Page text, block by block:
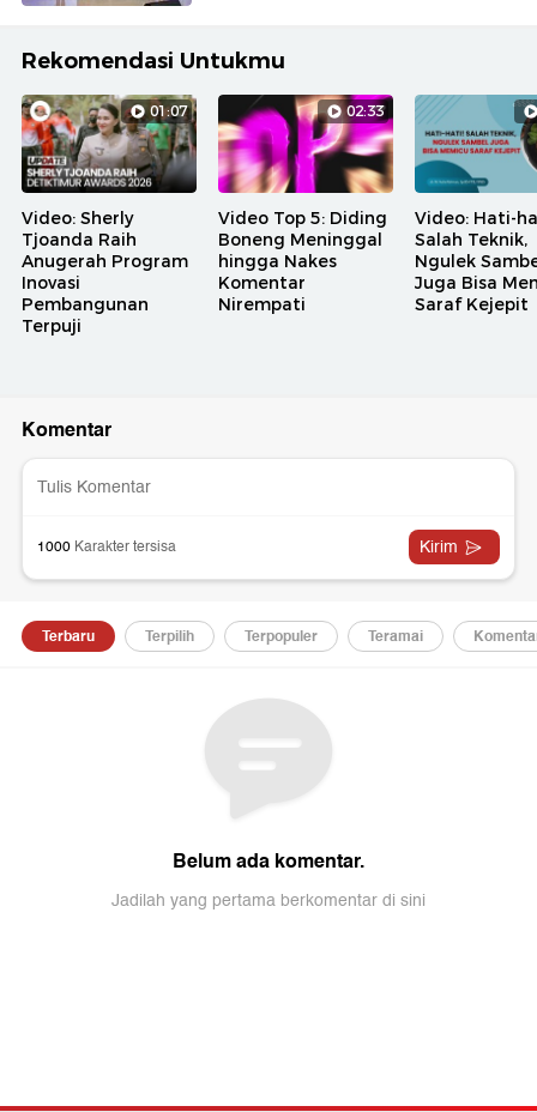
Rekomendasi Untukmu
01:07
Video: Sherly
Tjoanda Raih
Anugerah Program
Inovasi
Pembangunan
Terpuji
02:33
Video Top 5: Diding
Boneng Meninggal
hingga Nakes
Komentar
Nirempati
Video: Hati-
Salah Teknik,
Ngulek
Juga Bisa
Saraf Kejepit